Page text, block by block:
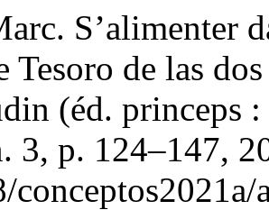
S’alimenter
Tesoro de las
(éd. princeps
3, p. 124–147,